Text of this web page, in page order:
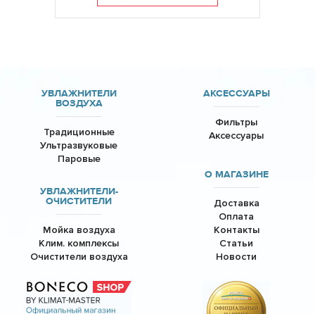
УВЛАЖНИТЕЛИ
ВОЗДУХА
Традиционные
Ультразвуковые
Паровые
УВЛАЖНИТЕЛИ-
ОЧИСТИТЕЛИ
Мойка воздуха
Клим. комплексы
Очистители воздуха
АКСЕССУАРЫ
Фильтры
Аксессуары
О МАГАЗИНЕ
Доставка
Оплата
Контакты
Статьи
Новости